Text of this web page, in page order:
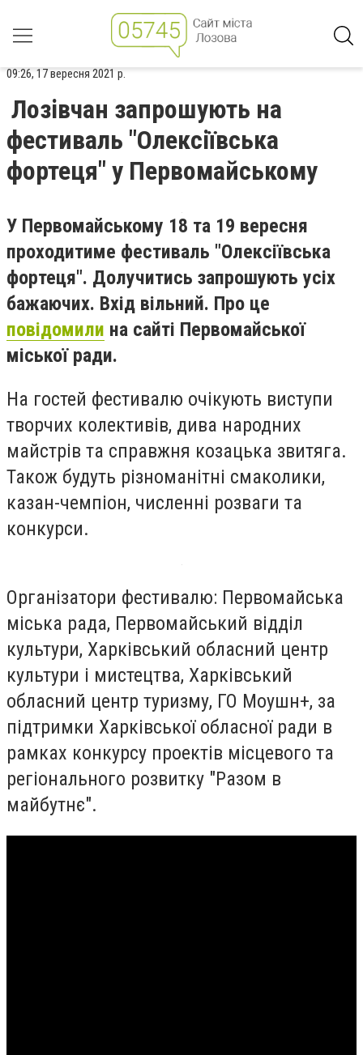
09:26, 17 вересня 2021 р.
Лозівчан запрошують на
фестиваль "Олексіївська
фортеця" у Первомайському
У Первомайському 18 та 19 вересня
проходитиме фестиваль "Олексіївська
фортеця". Долучитись запрошують усіх
бажаючих. Вхід вільний. Про це
повідомили на сайті Первомайської
міської ради.
На гостей фестивалю очікують виступи
творчих колективів, дива народних
майстрів та справжня козацька звитяга.
Також будуть різноманітні смаколики,
казан-чемпіон, численні розваги та
конкурси.
Організатори фестивалю: Первомайська
міська рада, Первомайський відділ
культури, Харківський обласний центр
культури і мистецтва, Харківський
обласний центр туризму, ГО Моушн+, за
підтримки Харківської обласної ради в
рамках конкурсу проектів місцевого та
регіонального розвитку "Разом в
майбутнє".